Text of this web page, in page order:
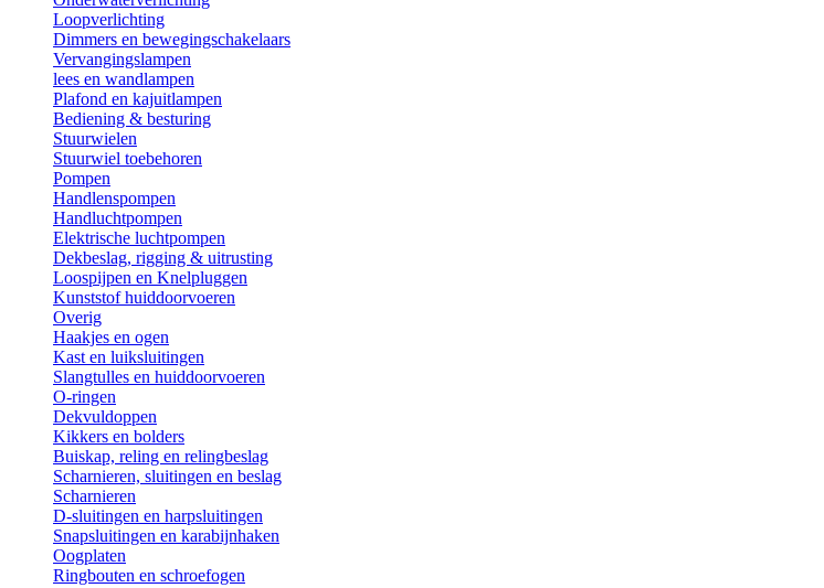
Loopverlichting
Dimmers en bewegingschakelaars
Vervangingslampen
lees en wandlampen
Plafond en kajuitlampen
Bediening & besturing
Stuurwielen
Stuurwiel toebehoren
Pompen
Handlenspompen
Handluchtpompen
Elektrische luchtpompen
Dekbeslag, rigging & uitrusting
Loospijpen en Knelpluggen
Kunststof huiddoorvoeren
Overig
Haakjes en ogen
Kast en luiksluitingen
Slangtulles en huiddoorvoeren
O-ringen
Dekvuldoppen
Kikkers en bolders
Buiskap, reling en relingbeslag
Scharnieren, sluitingen en beslag
Scharnieren
D-sluitingen en harpsluitingen
Snapsluitingen en karabijnhaken
Oogplaten
Ringbouten en schroefogen